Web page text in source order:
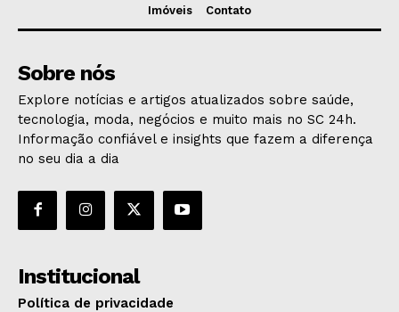
Imóveis
Contato
Sobre nós
Explore notícias e artigos atualizados sobre saúde,
tecnologia, moda, negócios e muito mais no SC 24h.
Informação confiável e insights que fazem a diferença
no seu dia a dia
Institucional
Política de privacidade